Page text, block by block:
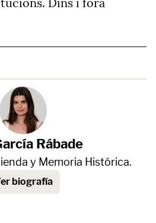
Rábade
y Memoria Histórica.
biografía